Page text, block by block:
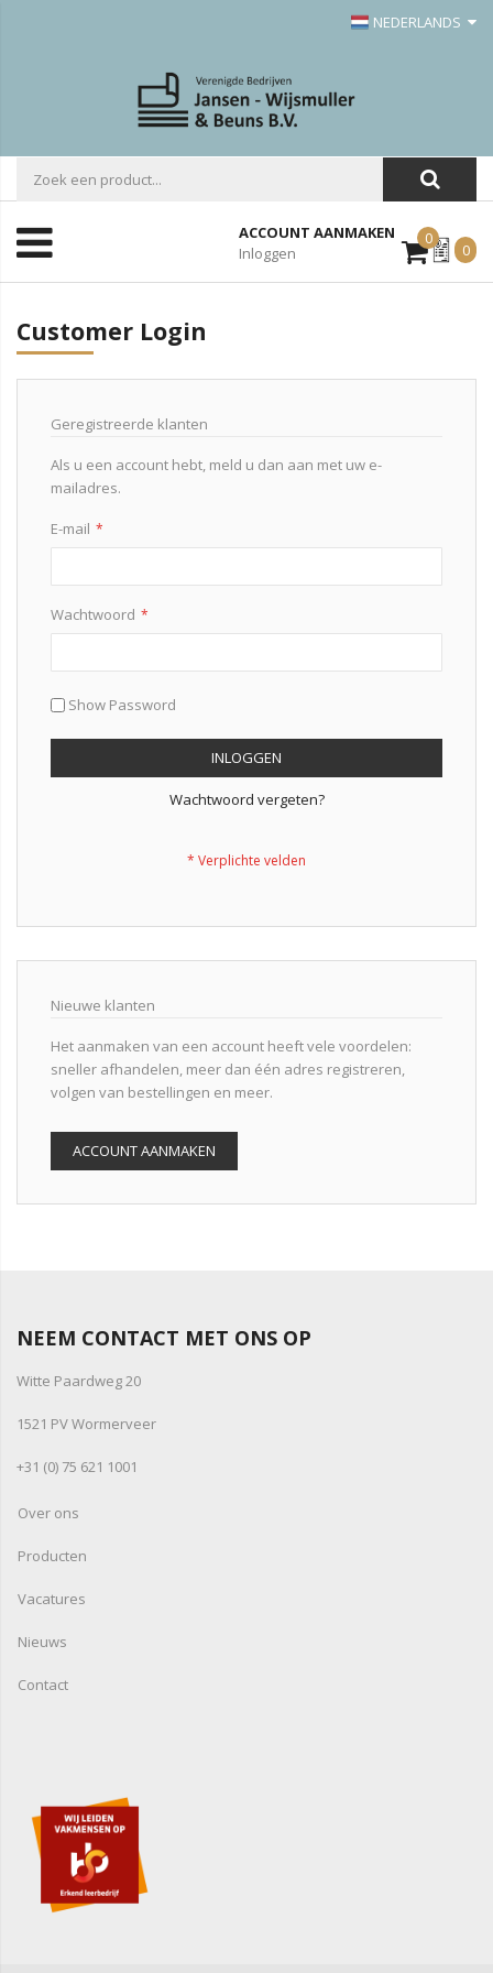
NEDERLANDS
ACCOUNT AANMAKEN
Inloggen
0Mijn
Offerte
0
Customer Login
Geregistreerde klanten
Als u een account hebt, meld u dan aan met uw e-
mailadres.
E-mail
Wachtwoord
Show Password
INLOGGEN
Wachtwoord vergeten?
Nieuwe klanten
Het aanmaken van een account heeft vele voordelen:
sneller afhandelen, meer dan één adres registreren,
volgen van bestellingen en meer.
ACCOUNT AANMAKEN
NEEM CONTACT MET ONS OP
Witte Paardweg 20
1521 PV Wormerveer
+31 (0) 75 621 1001
Over ons
Producten
Vacatures
Nieuws
Contact